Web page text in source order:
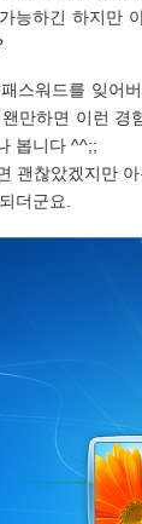
능하긴 하지만
스워드를 잊어
만하면 이런 경
봅니다 ^^;;
괜찮았겠지만
더군요.